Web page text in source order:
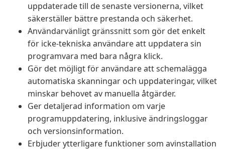
uppdaterade till de senaste versionerna, vilket
säkerställer bättre prestanda och säkerhet.
Användarvänligt gränssnitt som gör det enkelt
för icke-tekniska användare att uppdatera sin
programvara med bara några klick.
Gör det möjligt för användare att schemalägga
automatiska skanningar och uppdateringar, vilket
minskar behovet av manuella åtgärder.
Ger detaljerad information om varje
programuppdatering, inklusive ändringsloggar
och versionsinformation.
Erbjuder ytterligare funktioner som avinstallation